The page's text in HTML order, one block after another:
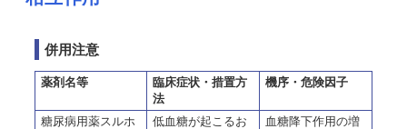
併用注意
薬剤名等
臨床症状・措置方
法
機序・危険因子
糖尿病用薬スルホ
低血糖が起こるお
血糖降下作用の増